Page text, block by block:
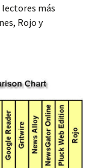
lectores más
Rojo y